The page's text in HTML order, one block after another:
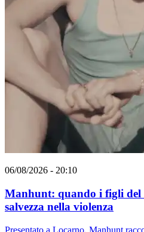
06/08/2026 - 20:10
Manhunt: quando i figli del
salvezza nella violenza
Presentato a Locarno, Manhunt